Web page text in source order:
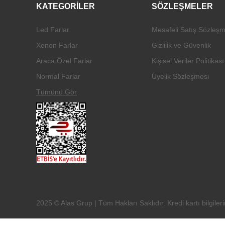
KATEGORİLER
Led Farlar
Xenon Farlar
Araca Özel Farlar
Normal Farlar
Tümünü Gör
SÖZLEŞMELER
Mesafeli Satış
Gizlilik ve Güvenlik
Kişisel Veriler Politikası
Üyelik Sözleşmesi
2025 © Alas Grup | Tüm Hakları Saklıdır. Kredi kartı